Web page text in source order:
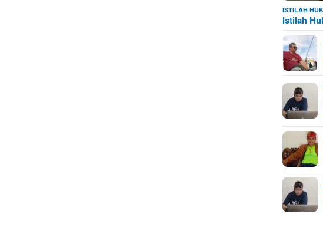
ISTILAH
Istilah